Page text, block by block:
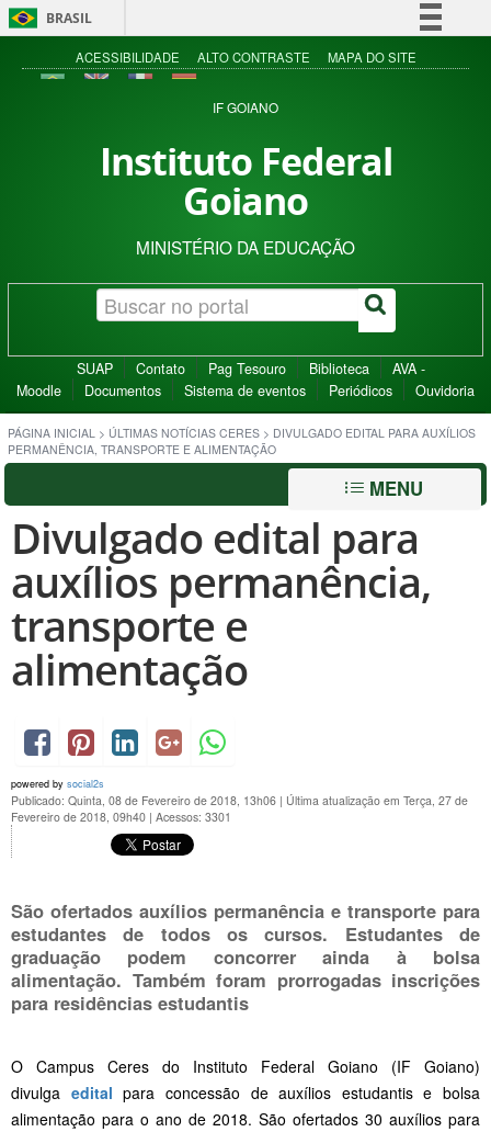
BRASIL
Simplifique!
Acesso à informação
ACESSIBILIDADE ALTO CONTRASTE MAPA DO SITE
IF GOIANO
Instituto Federal
Goiano
MINISTÉRIO DA EDUCAÇÃO
SUAP Contato Pag Tesouro Biblioteca
AVA -
Moodle
Documentos Sistema de eventos Periódicos Ouvidoria
PÁGINA INICIAL > ÚLTIMAS NOTÍCIAS CERES > DIVULGADO EDITAL PARA AUXÍLIOS
PERMANÊNCIA, TRANSPORTE E ALIMENTAÇÃO
MENU
Divulgado edital para
auxílios permanência,
transporte e
alimentação
powered by social2s
Publicado: Quinta, 08 de Fevereiro de 2018, 13h06 | Última atualização em Terça, 27 de
Fevereiro de 2018, 09h40 | Acessos: 3301
São ofertados auxílios permanência e transporte para
estudantes de todos os cursos. Estudantes de
graduação podem concorrer ainda à bolsa
alimentação. Também foram prorrogadas inscrições
para residências estudantis
O Campus Ceres do Instituto Federal Goiano (IF Goiano)
divulga edital para concessão de auxílios estudantis e bolsa
alimentação para o ano de 2018. São ofertados 30 auxílios para